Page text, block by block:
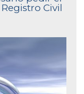
Civil